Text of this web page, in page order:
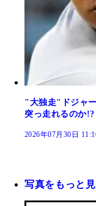
"大独走"ドジャ
突っ走れるのか!?
2026年07月30日
写真をもっと